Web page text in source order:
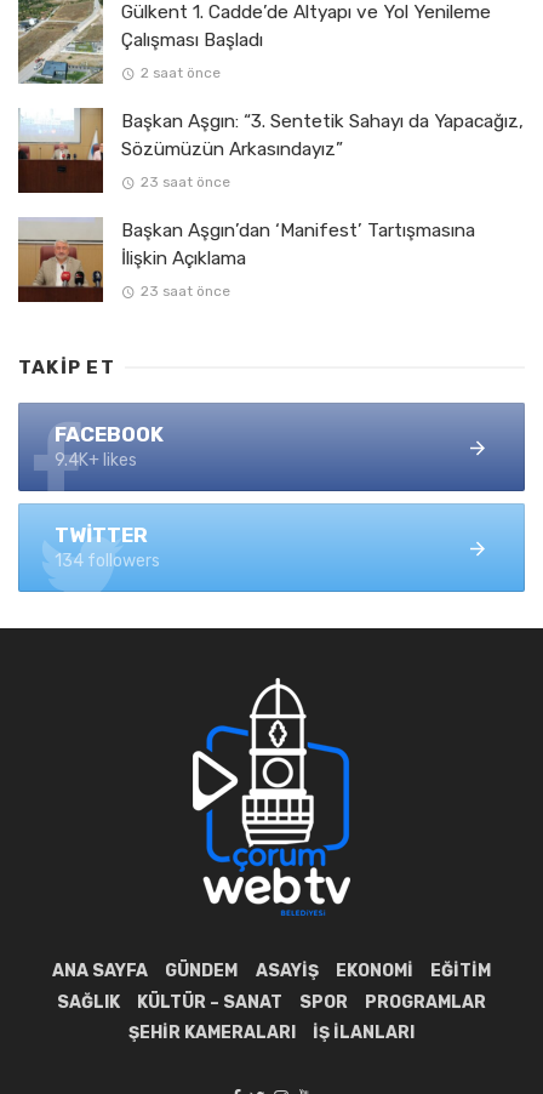
Gülkent 1. Cadde’de Altyapı ve Yol Yenileme
Çalışması Başladı
2 saat önce
Başkan Aşgın: “3. Sentetik Sahayı da Yapacağız,
Sözümüzün Arkasındayız”
23 saat önce
Başkan Aşgın’dan ‘Manifest’ Tartışmasına
İlişkin Açıklama
23 saat önce
TAKIP ET
FACEBOOK
9.4K+ likes
TWITTER
134 followers
ANA SAYFA GÜNDEM ASAYIŞ EKONOMI
EĞITIM
SAĞLIK
KÜLTÜR – SANAT SPOR
PROGRAMLAR
ŞEHIR KAMERALARI
İŞ İLANLARI